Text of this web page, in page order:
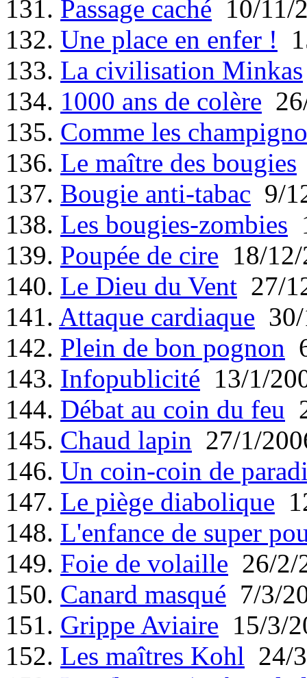
131. Passage caché 10/11/
132. Une place en enfer !
133. La civilisation Minkas
134. 1000 ans de colère
135. Comme les
136. Le maître des bougies
137. Bougie anti-tabac 9/
138. Les bougies-zombies
139. Poupée de cire 18/
140. Le Dieu du Vent 27/
141. Attaque cardiaque
142. Plein de bon pognon
143. Infopublicité 13/1/
144. Débat au coin du feu
145. Chaud lapin 27/1/
146. Un coin-coin de
147. Le piège diabolique
148. L'enfance de super
149. Foie de volaille 26/2/
150. Canard masqué 7/3/
151. Grippe Aviaire 15/3/
152. Les maîtres Kohl 24/